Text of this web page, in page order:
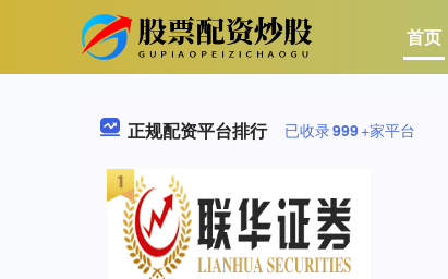
首页
正规配资平台排行 已收录999+家平台